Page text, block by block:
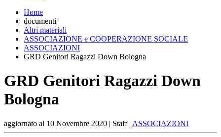
Home
documenti
Altri materiali
ASSOCIAZIONE e COOPERAZIONE SOCIALE
ASSOCIAZIONI
GRD Genitori Ragazzi Down Bologna
GRD Genitori Ragazzi Down
Bologna
aggiornato al 10 Novembre 2020 | Staff | ASSOCIAZIONI